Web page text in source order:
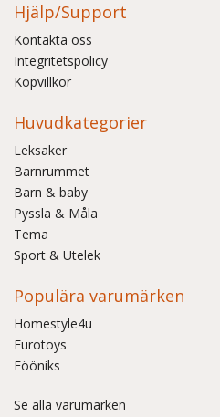
Hjälp/Support
Kontakta oss
Integritetspolicy
Köpvillkor
Huvudkategorier
Leksaker
Barnrummet
Barn & baby
Pyssla & Måla
Tema
Sport & Utelek
Populära varumärken
Homestyle4u
Eurotoys
Fööniks
Se alla varumärken